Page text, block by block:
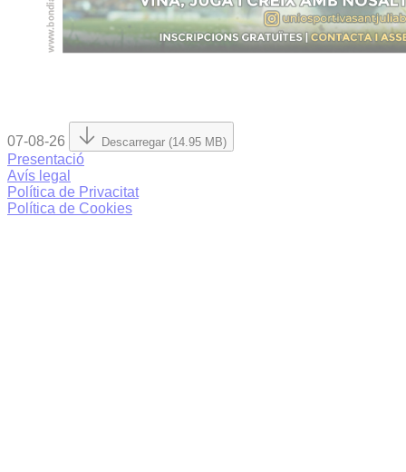
07-08-26 Descarregar (14.95 MB)
Presentació
Avís legal
Política de Privacitat
Política de Cookies